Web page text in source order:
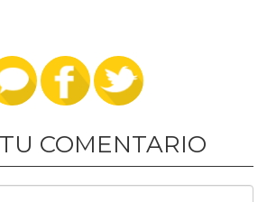
COMENTARIO